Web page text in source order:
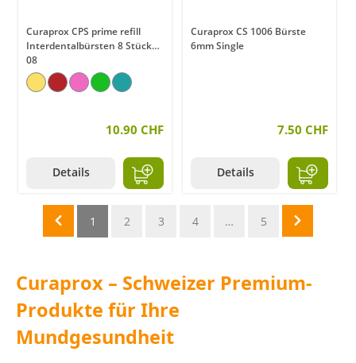
Curaprox CPS prime refill
Interdentalbürsten 8 Stück
08
10.90 CHF
Details
Curaprox CS 1006 Bürste
6mm Single
7.50 CHF
Details
1 2 3 4 … 5
Curaprox – Schweizer Premium-
Produkte für Ihre
Mundgesundheit